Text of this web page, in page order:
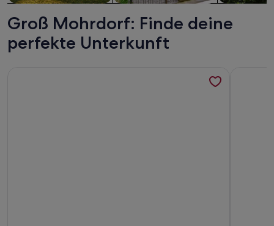
Groß Mohrdorf: Finde deine
perfekte Unterkunft